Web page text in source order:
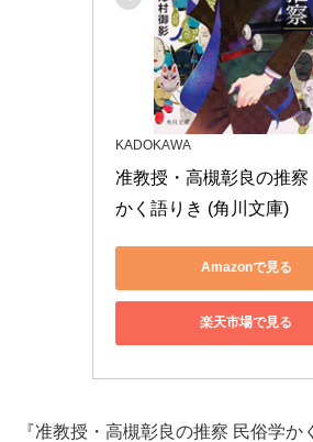
KADOKAWA
准教授・高槻彰良の推察
かく語りき (角川文庫)
Amazonで見る
楽天市場で見る
『准教授・高槻彰良の推察 民俗学か